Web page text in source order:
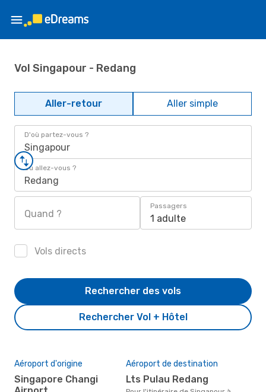
Vol Singapour - Redang
Aller-retour Aller simple
D'où partez-vous ?
Singapour
Où allez-vous ?
Redang
Quand ?
Passagers
1 adulte
Vols directs
Rechercher Vol + Hôtel
Rechercher des vols
Aéroport d'origine
Singapore Changi
Aéroport de destination
Lts Pulau Redang